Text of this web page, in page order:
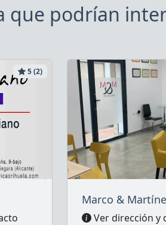
que podrían
5 (2)
Marco &
Ver dirección y